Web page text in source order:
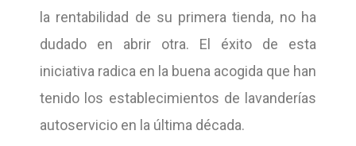
la rentabilidad de su primera tienda, no ha
dudado en abrir otra. El éxito de esta
iniciativa radica en la buena acogida que han
tenido los establecimientos de lavanderías
autoservicio en la última década.